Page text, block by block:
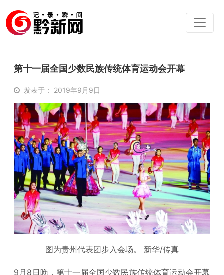
第十一届全国少数民族传统体育运动会开幕
发表于： 2019年9月9日
图为贵州代表团步入会场。 新华/传真
9月8日晚，第十一届全国少数民族传统体育运动会开幕